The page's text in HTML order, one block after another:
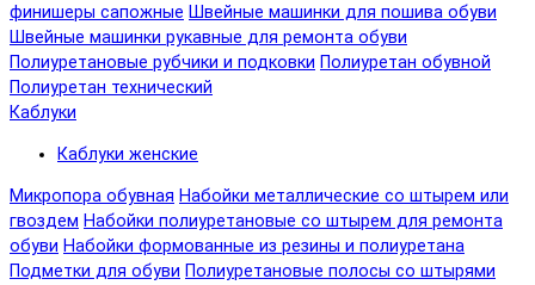
финишеры сапожные Швейные машинки для пошива обуви
Швейные машинки рукавные для ремонта обуви
Полиуретановые рубчики и подковки Полиуретан обувной
Полиуретан технический
Каблуки
Каблуки женские
Микропора обувная Набойки металлические со штырем или
гвоздем Набойки полиуретановые со штырем для ремонта
обуви Набойки формованные из резины и полиуретана
Подметки для обуви Полиуретановые полосы со штырями